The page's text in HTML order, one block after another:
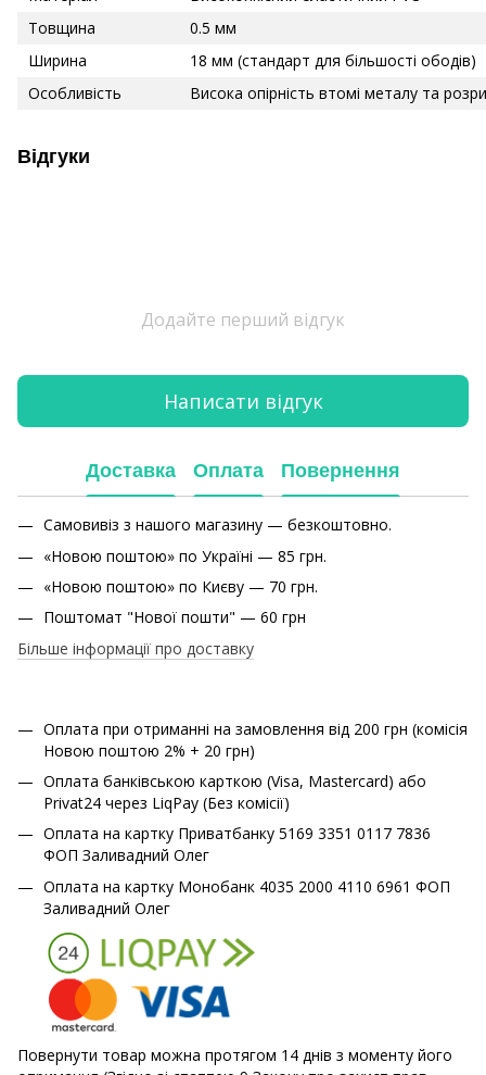
Товщина
0.5 мм
Ширина
18 мм (стандарт для більшості ободів)
Особливість
Висока опірність втомі металу та
Відгуки
Додайте перший відгук
Написати відгук
Доставка Оплата Повернення
Самовивіз з нашого магазину — безкоштовно.
«Новою поштою» по Україні — 85 грн.
«Новою поштою» по Києву — 70 грн.
Поштомат "Нової пошти" — 60 грн
Більше інформації про доставку
Оплата при отриманні на замовлення від 200 грн (комісія
Новою поштою 2% + 20 грн)
Оплата банківською карткою (Visa, Mastercard) або
Privat24 через LiqPay (Без комісії)
Оплата на картку Приватбанку 5169 3351 0117 7836
ФОП Заливадний Олег
Оплата на картку Монобанк 4035 2000 4110 6961 ФОП
Заливадний Олег
Повернути товар можна протягом 14 днів з моменту його